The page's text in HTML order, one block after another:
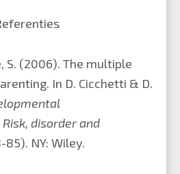
S. (2006). The multiple
In D. Cicchetti & D.
disorder and
85). NY: Wiley.